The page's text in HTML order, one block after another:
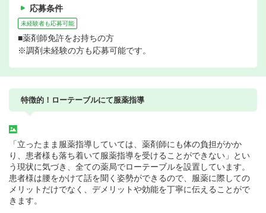
応募条件
未経験者も応募可能
■薬剤師免許をお持ちの方
※調剤未経験の方も応募可能です。
特徴的！ローテーブルにて服薬指導
「立ったまま服薬指導していては、薬剤師にも体の負担がかか
り、患者様も落ち着いて服薬指導を受けることができない」とい
う現状に気づき、全ての薬局でローテーブルを設置しています。
患者様は腰をかけて話を聞く姿勢ができるので、服薬に際しての
メリットだけでなく、デメリットや効能を丁寧に伝えることがで
きます。